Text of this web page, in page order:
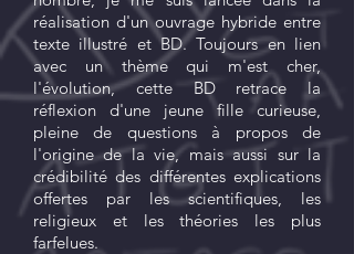
réalisation d'un ouvrage hybride entre
texte illustré et BD. Toujours en lien
avec un thème qui m'est cher,
l'évolution, cette BD retrace la
réflexion d'une jeune fille curieuse,
pleine de questions à propos de
l'origine de la vie, mais aussi sur la
crédibilité des différentes explications
offertes par les scientifiques, les
religieux et les théories les plus
farfelues.